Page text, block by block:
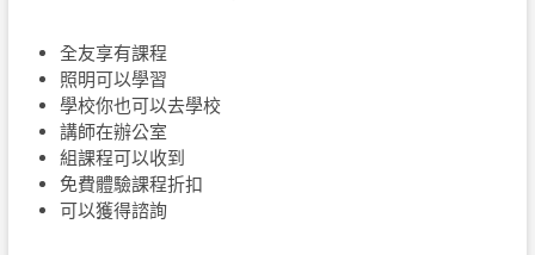
全友享有課程
照明可以學習
學校你也可以去學校
講師在辦公室
組課程可以收到
免費體驗課程折扣
可以獲得諮詢